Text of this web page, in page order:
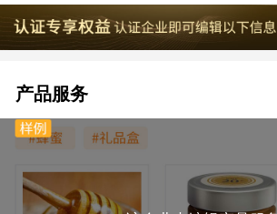
关部门批准后方可开展经营活动）。
产品服务